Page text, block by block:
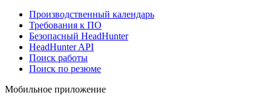
Производственный календарь
Требования к ПО
Безопасный HeadHunter
HeadHunter API
Поиск работы
Поиск по резюме
Мобильное приложение